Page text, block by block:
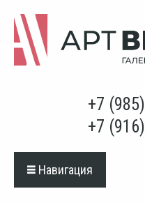
+7 (985)
+7 (916)
Навигация